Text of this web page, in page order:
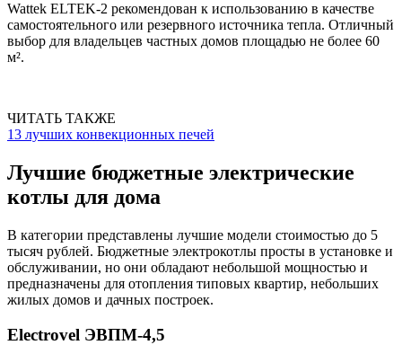
Wattek ELTEK-2 рекомендован к использованию в качестве
самостоятельного или резервного источника тепла. Отличный
выбор для владельцев частных домов площадью не более 60
м².
ЧИТАТЬ ТАКЖЕ
13 лучших конвекционных печей
Лучшие бюджетные электрические
котлы для дома
В категории представлены лучшие модели стоимостью до 5
тысяч рублей. Бюджетные электрокотлы просты в установке и
обслуживании, но они обладают небольшой мощностью и
предназначены для отопления типовых квартир, небольших
жилых домов и дачных построек.
Electrovel ЭВПМ-4,5